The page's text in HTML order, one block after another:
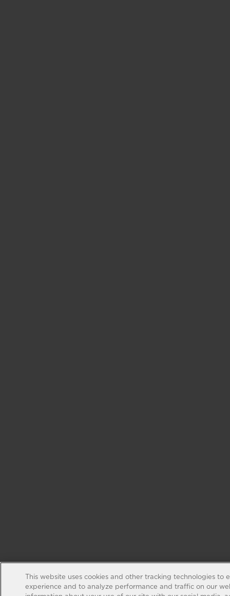
This website uses cookies and other tracking technologies to
experience and to analyze performance and traffic on our